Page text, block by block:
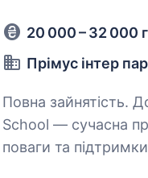
20 000 – 32 000
Прімус інтер
Повна зайнятість. Досвід
School — сучасна
поваги та